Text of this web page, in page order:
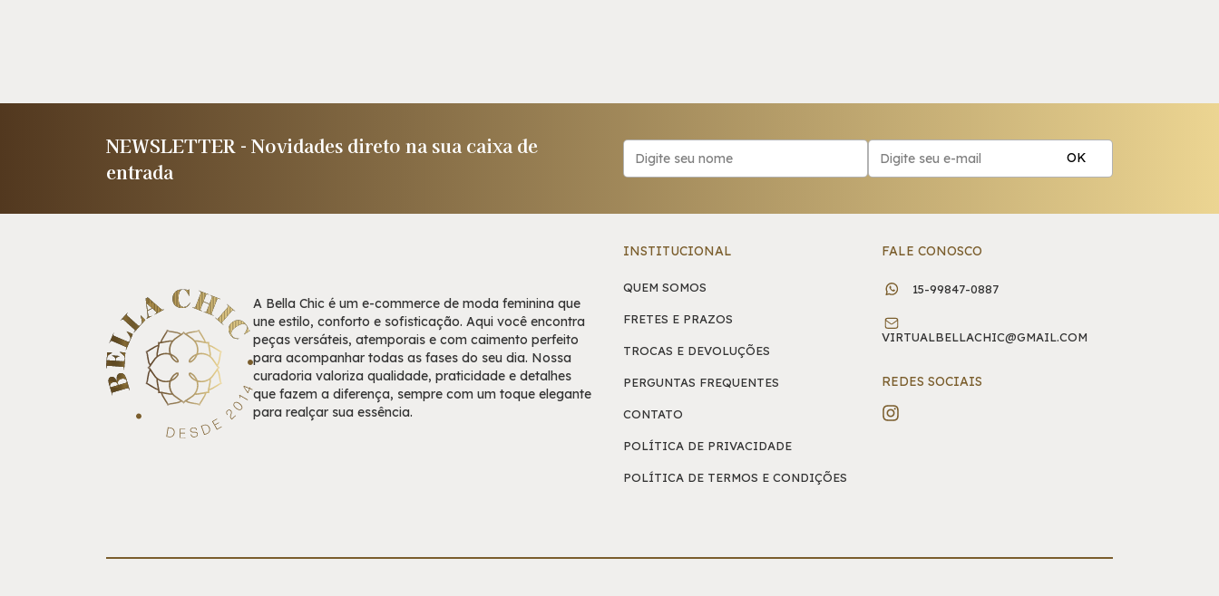
NEWSLETTER - Novidades direto na sua caixa de
entrada
A Bella Chic é um e-commerce de moda feminina que
une estilo, conforto e sofisticação. Aqui você encontra
peças versáteis, atemporais e com caimento perfeito
para acompanhar todas as fases do seu dia. Nossa
curadoria valoriza qualidade, praticidade e detalhes
que fazem a diferença, sempre com um toque elegante
para realçar sua essência.
INSTITUCIONAL
QUEM SOMOS
FRETES E PRAZOS
TROCAS E DEVOLUÇÕES
PERGUNTAS FREQUENTES
CONTATO
POLÍTICA DE PRIVACIDADE
POLÍTICA DE TERMOS E CONDIÇÕES
FALE CONOSCO
15-99847-0887
VIRTUALBELLACHIC@GMAIL.COM
REDES SOCIAIS